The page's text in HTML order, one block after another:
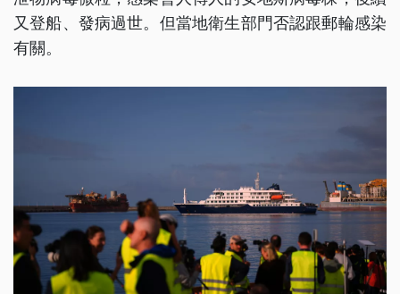
又登船、發病過世。但當地衛生部門否認跟郵輪感染
有關。